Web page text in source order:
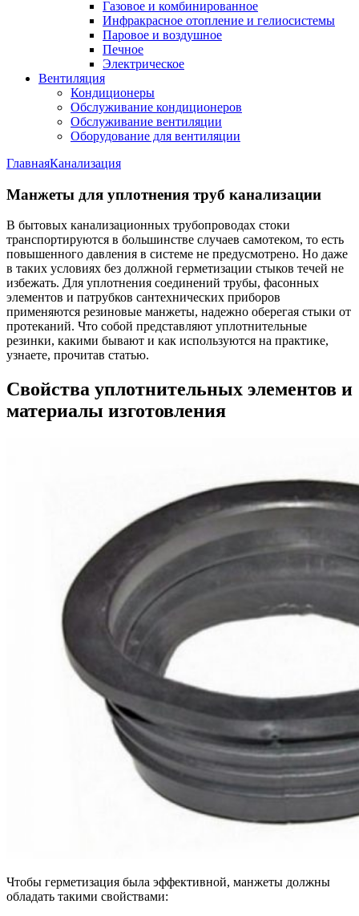
Газовое и комбинированное
Инфракрасное отопление и гелиосистемы
Паровое и воздушное
Печное
Электрическое
Вентиляция
Кондиционеры
Обслуживание кондиционеров
Обслуживание вентиляции
Оборудование для вентиляции
ГлавнаяКанализация
Манжеты для уплотнения труб канализации
В бытовых канализационных трубопроводах стоки
транспортируются в большинстве случаев самотеком, то есть
повышенного давления в системе не предусмотрено. Но даже
в таких условиях без должной герметизации стыков течей не
избежать. Для уплотнения соединений трубы, фасонных
элементов и патрубков сантехнических приборов
применяются резиновые манжеты, надежно оберегая стыки от
протеканий. Что собой представляют уплотнительные
резинки, какими бывают и как используются на практике,
узнаете, прочитав статью.
Свойства уплотнительных элементов и
материалы изготовления
Чтобы герметизация была эффективной, манжеты должны
обладать такими свойствами: